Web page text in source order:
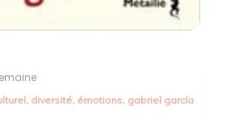
de voyager à travers les mots et les
du monde entier. Chaque pays